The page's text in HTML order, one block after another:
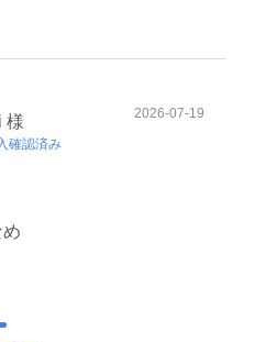
様
確認済み
2026-07-19